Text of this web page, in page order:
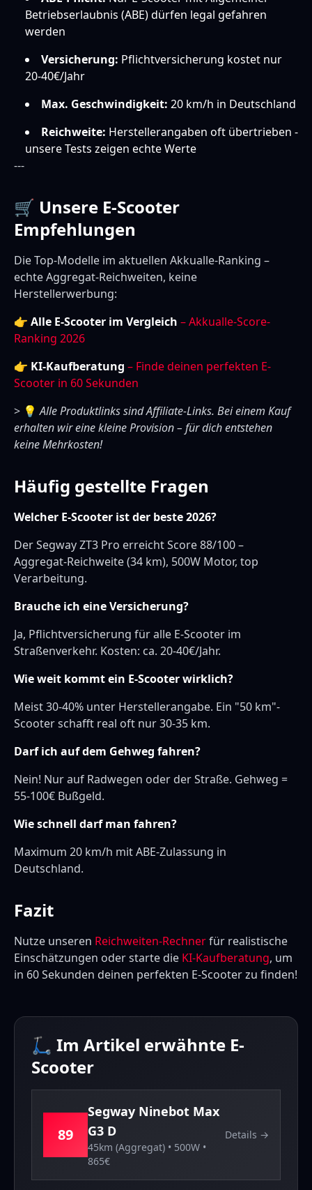
Betriebserlaubnis (ABE) dürfen legal gefahren
werden
Versicherung: Pflichtversicherung kostet nur
20-40€/Jahr
Max. Geschwindigkeit: 20 km/h in Deutschland
Reichweite: Herstellerangaben oft übertrieben -
unsere Tests zeigen echte Werte
---
🛒 Unsere E-Scooter
Empfehlungen
Die Top-Modelle im aktuellen Akkualle-Ranking –
echte Aggregat-Reichweiten, keine
Herstellerwerbung:
👉 Alle E-Scooter im Vergleich – Akkualle-Score-
Ranking 2026
👉 KI-Kaufberatung – Finde deinen perfekten E-
Scooter in 60 Sekunden
> 💡Alle Produktlinks sind Affiliate-Links. Bei einem Kauf
erhalten wir eine kleine Provision – für dich entstehen
keine Mehrkosten!
Häufig gestellte Fragen
Welcher E-Scooter ist der beste 2026?
Der Segway ZT3 Pro erreicht Score 88/100 –
Aggregat-Reichweite (34 km), 500W Motor, top
Verarbeitung.
Brauche ich eine Versicherung?
Ja, Pflichtversicherung für alle E-Scooter im
Straßenverkehr. Kosten: ca. 20-40€/Jahr.
Wie weit kommt ein E-Scooter wirklich?
Meist 30-40% unter Herstellerangabe. Ein "50 km"-
Scooter schafft real oft nur 30-35 km.
Darf ich auf dem Gehweg fahren?
Nein! Nur auf Radwegen oder der Straße. Gehweg =
55-100€ Bußgeld.
Wie schnell darf man fahren?
Maximum 20 km/h mit ABE-Zulassung in
Deutschland.
Fazit
Nutze unseren Reichweiten-Rechnerfür realistische
Einschätzungen oder starte die KI-Kaufberatung, um
in 60 Sekunden deinen perfekten E-Scooter zu finden!
🛴 Im Artikel erwähnte E-
Scooter
89
Segway Ninebot Max
G3 D
45km (Aggregat) • 500W •
865€
Details →